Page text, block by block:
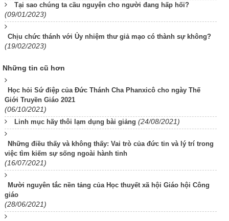
Tại sao chúng ta cầu nguyện cho người đang hấp hối?
(09/01/2023)
Chịu chức thánh với Ủy nhiệm thư giả mạo có thành sự không?
(19/02/2023)
Những tin cũ hơn
Học hỏi Sứ điệp của Đức Thánh Cha Phanxicô cho ngày Thế
Giới Truyền Giáo 2021
(06/10/2021)
Linh mục hãy thôi lạm dụng bài giảng (24/08/2021)
Những điều thấy và không thấy: Vai trò của đức tin và lý trí trong
việc tìm kiếm sự sống ngoài hành tinh
(16/07/2021)
Mười nguyên tắc nền tảng của Học thuyết xã hội Giáo hội Công
giáo
(28/06/2021)